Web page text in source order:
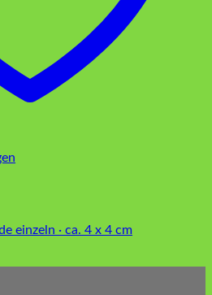
einzeln · ca. 4 x 4 cm